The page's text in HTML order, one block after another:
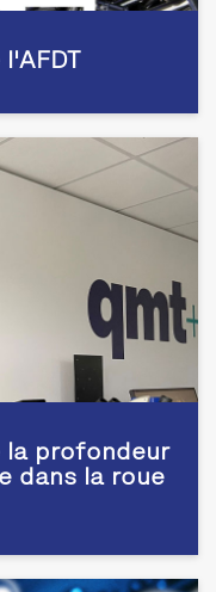
la profondeur
dans la roue